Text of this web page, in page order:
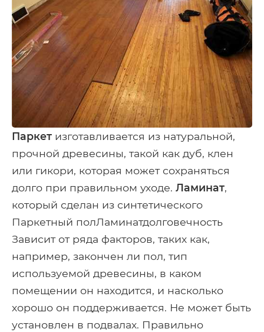
Паркет изготавливается из натуральной,
прочной древесины, такой как дуб, клен
или гикори, которая может сохраняться
долго при правильном уходе. Ламинат,
который сделан из синтетического
Паркетный полЛаминатдолговечность
Зависит от ряда факторов, таких как,
например, закончен ли пол, тип
используемой древесины, в каком
помещении он находится, и насколько
хорошо он поддерживается. Не может быть
установлен в подвалах. Правильно